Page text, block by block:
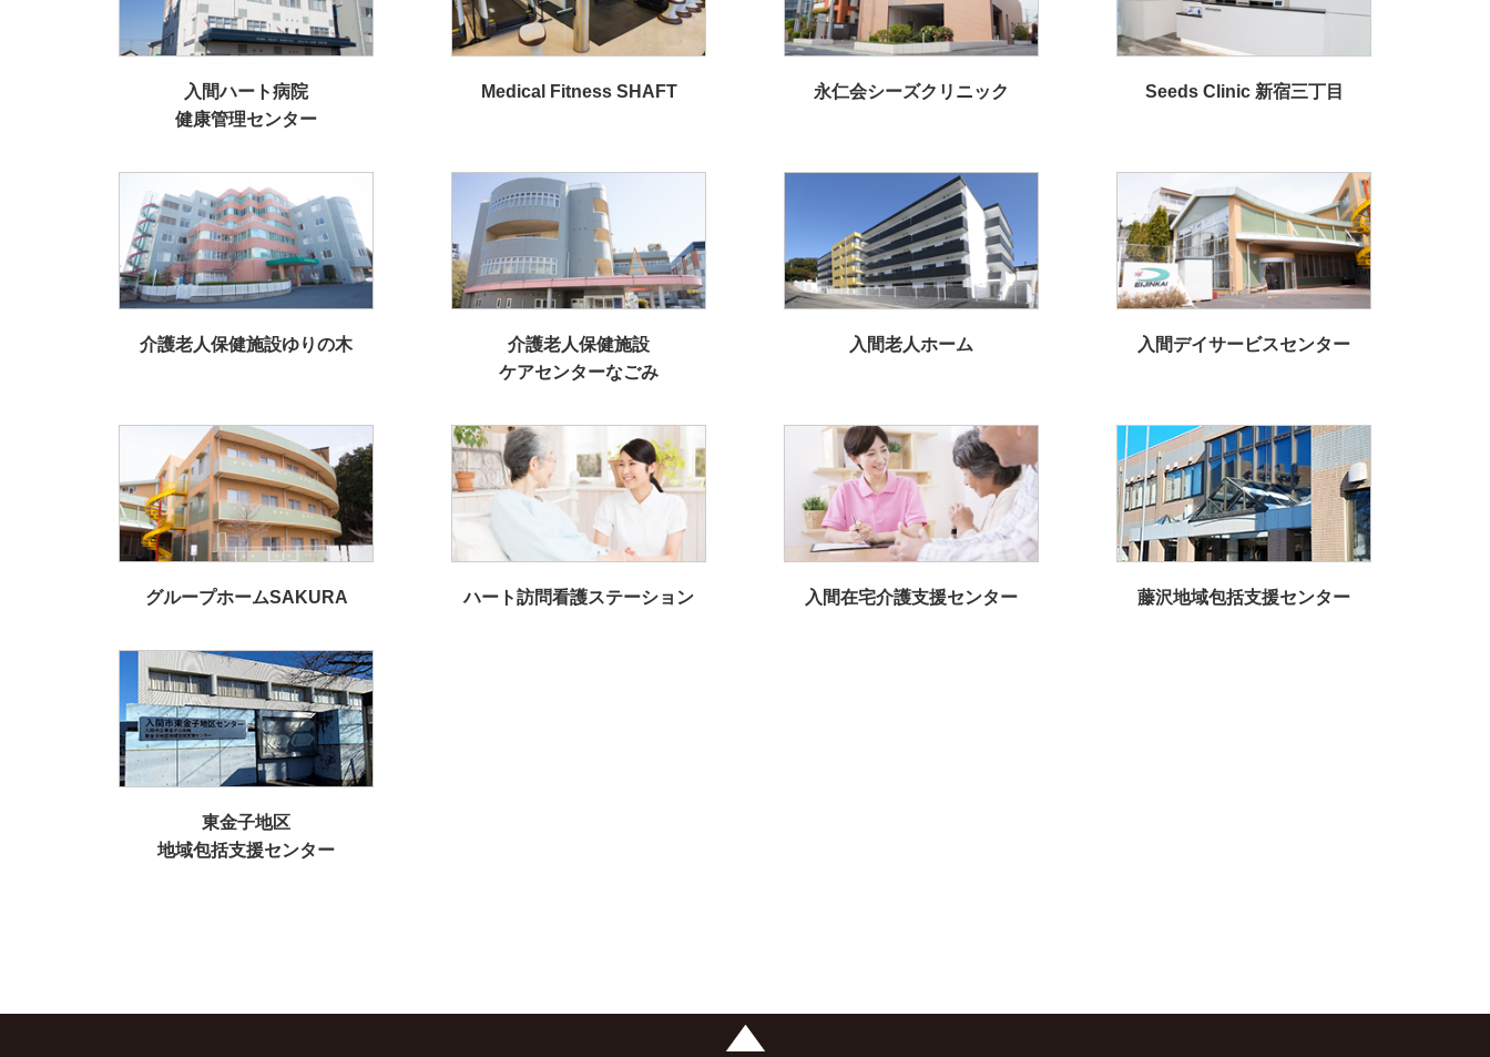
入間ハート病院
健康管理センター
Medical Fitness SHAFT 永仁会シーズクリニック Seeds Clinic 新宿三丁目
介護老人保健施設ゆりの木
介護老人保健施設
ケアセンターなごみ
入間老人ホーム 入間デイサービスセンター
グループホームSAKURA ハート訪問看護ステーション 入間在宅介護支援センター 藤沢地域包括支援センター
東金子地区
地域包括支援センター